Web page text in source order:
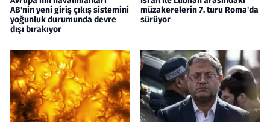
AB'nin yeni giriş çıkış sistemini
yoğunluk durumunda devre
dışı bırakıyor
müzakerelerin 7. turu Roma'da
sürüyor